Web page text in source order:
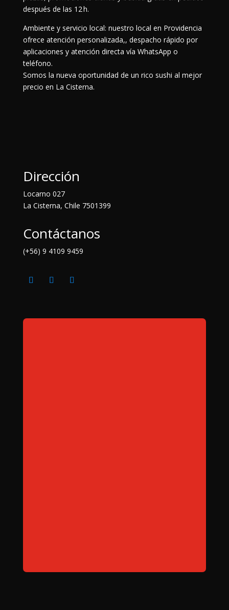
después de las 12 h.
Ambiente y servicio local: nuestro local en Providencia
ofrece atención personalizada,, despacho rápido por
aplicaciones y atención directa vía WhatsApp o
teléfono.
Somos la nueva oportunidad de un rico sushi al mejor
precio en La Cisterna.
Dirección
Locarno 027
La Cisterna, Chile 7501399
Contáctanos
(+56) 9 4109 9459